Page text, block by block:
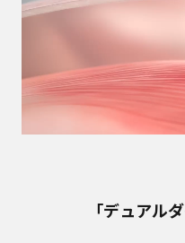
「デュアル